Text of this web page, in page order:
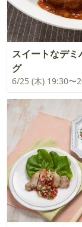
スイートなデミ
グ
6/25 (木) 19:30〜